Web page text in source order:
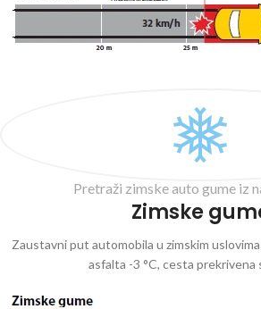
Pretraži zimske auto gume iz
Zimske
Zaustavni put automobila u zimskim
asfalta -3 °C, cesta prekrivena